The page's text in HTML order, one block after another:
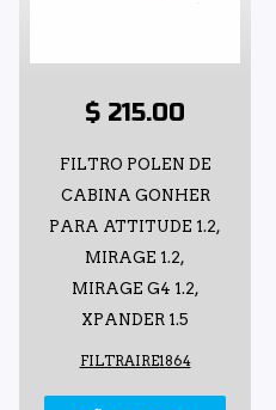
$ 215.00
FILTRO POLEN DE
CABINA GONHER
PARA ATTITUDE 1.2,
MIRAGE 1.2,
MIRAGE G4 1.2,
XPANDER 1.5
FILTRAIRE1864